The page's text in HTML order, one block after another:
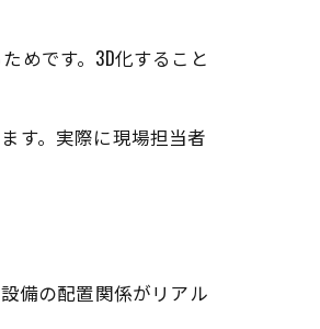
めです。3D化すること
す。実際に現場担当者
備の配置関係がリアル